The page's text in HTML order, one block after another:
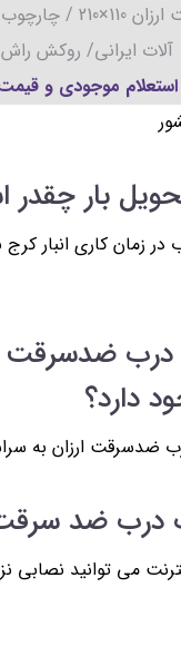
آلات ایرانی/ روکش راش
استعلام موجودی و
بار
زمان کاری انبار
درب ضدسرقت
دارد؟
ضدسرقت ارزان به
درب ضد سرقت
می توانید نصابی